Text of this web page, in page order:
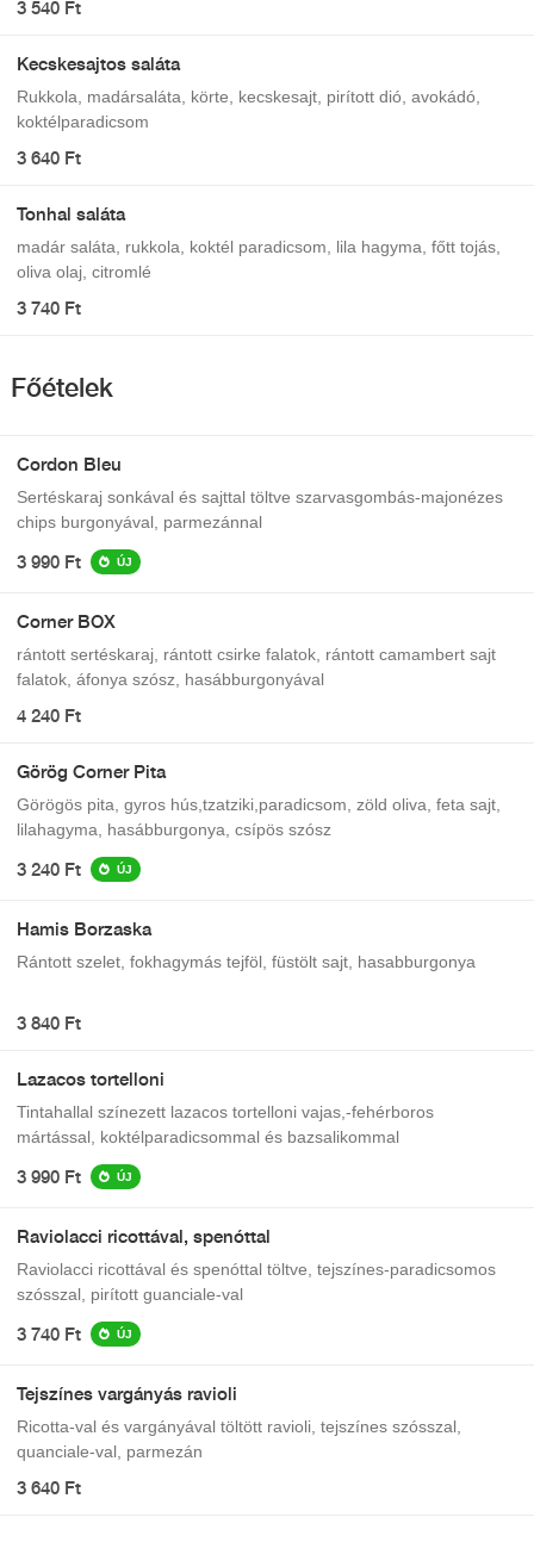
3 540 Ft
Kecskesajtos saláta
Rukkola, madársaláta, körte, kecskesajt, pirított dió, avokádó,
koktélparadicsom
3 640 Ft
Tonhal saláta
madár saláta, rukkola, koktél paradicsom, lila hagyma, főtt tojás,
oliva olaj, citromlé
3 740 Ft
Főételek
Cordon Bleu
Sertéskaraj sonkával és sajttal töltve szarvasgombás-majonézes
chips burgonyával, parmezánnal
3 990 Ft ÚJ
Corner BOX
rántott sertéskaraj, rántott csirke falatok, rántott camambert sajt
falatok, áfonya szósz, hasábburgonyával
4 240 Ft
Görög Corner Pita
Görögös pita, gyros hús,tzatziki,paradicsom, zöld oliva, feta sajt,
lilahagyma, hasábburgonya, csípös szósz
3 240 Ft ÚJ
Hamis Borzaska
Rántott szelet, fokhagymás tejföl, füstölt sajt, hasabburgonya
3 840 Ft
Lazacos tortelloni
Tintahallal színezett lazacos tortelloni vajas,-fehérboros
mártással, koktélparadicsommal és bazsalikommal
3 990 Ft ÚJ
Raviolacci ricottával, spenóttal
Raviolacci ricottával és spenóttal töltve, tejszínes-paradicsomos
szósszal, pirított guanciale-val
3 740 Ft ÚJ
Tejszínes vargányás ravioli
Ricotta-val és vargányával töltött ravioli, tejszínes szósszal,
quanciale-val, parmezán
3 640 Ft